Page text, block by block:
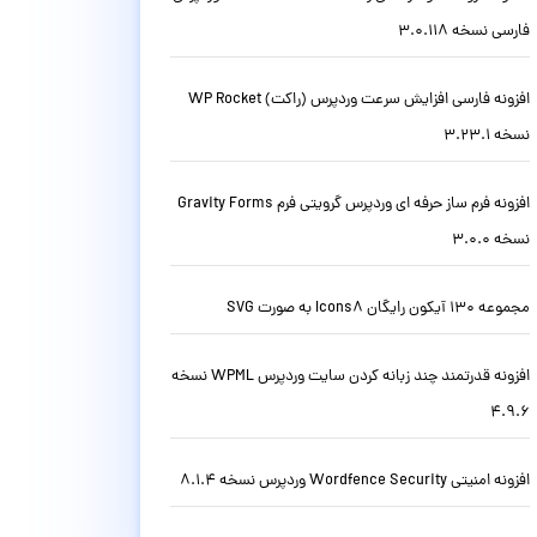
فارسی نسخه 3.0.118
افزونه فارسی افزایش سرعت وردپرس (راکت) WP Rocket
نسخه 3.23.1
افزونه فرم ساز حرفه ای وردپرس گرویتی فرم Gravity Forms
نسخه 3.0.0
مجموعه 130 آیکون رایگان Icons8 به صورت SVG
افزونه قدرتمند چند زبانه کردن سایت وردپرس WPML نسخه
4.9.6
افزونه امنیتی Wordfence Security وردپرس نسخه 8.1.4